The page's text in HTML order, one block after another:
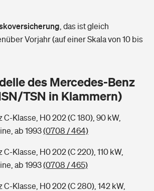
Wie gefährdet ist Ihr Haus?
Jetzt Versicherer finden
Jetzt Versicherer finden
viel Geld bekomme ich im Alter?
das ist gleich
Vorjahr (auf einer Skala von 10 bis
des Mercedes-Benz
TSN in Klammern)
Klasse, H0 202 (C 180), 90 kW,
ab 1993(0708 / 464)
Klasse, H0 202 (C 220), 110 kW,
ab 1993(0708 / 465)
Klasse, H0 202 (C 280), 142 kW,